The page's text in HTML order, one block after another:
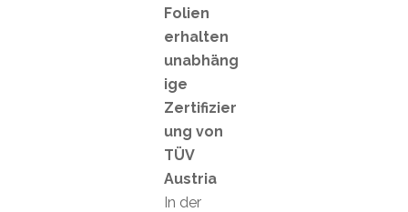
Folien
erhalten
unabhäng
ige
Zertifizier
ung von
TÜV
Austria
In der